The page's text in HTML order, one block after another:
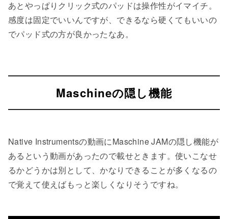
あとやっぱりクリック式のパッドは操作性がイマイチ。
感度は固定でいいんですが、できるなら硬くてもいいの
でパッド式の方が良かったなあ。
Maschineの隠し機能
Native Instrumentsの動画にMaschine JAMの隠し機能が
あるという動画があったので載せときます。使いこなせ
るかどうかは別として、かなりできることが多くなるの
で覚えて使えばもっと楽しくなりそうですね。